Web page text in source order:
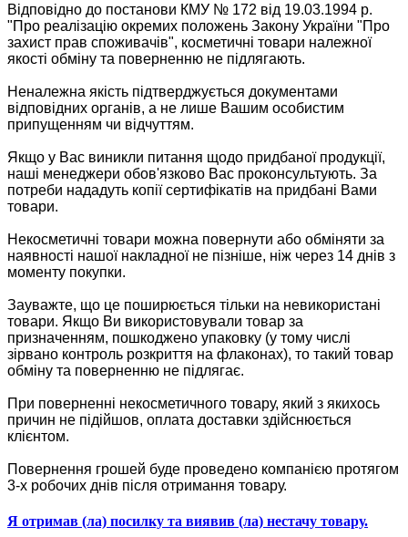
Відповідно до постанови КМУ № 172 від 19.03.1994 р.
"Про реалізацію окремих положень Закону України "Про
захист прав споживачів", косметичні товари належної
якості обміну та поверненню не підлягають.
Неналежна якість підтверджується документами
відповідних органів, а не лише Вашим особистим
припущенням чи відчуттям.
Якщо у Вас виникли питання щодо придбаної продукції,
наші менеджери обов'язково Вас проконсультують. За
потреби нададуть копії сертифікатів на придбані Вами
товари.
Некосметичні товари можна повернути або обміняти за
наявності нашої накладної не пізніше, ніж через 14 днів з
моменту покупки.
Зауважте, що це поширюється тільки на невикористані
товари. Якщо Ви використовували товар за
призначенням, пошкоджено упаковку (у тому числі
зірвано контроль розкриття на флаконах), то такий товар
обміну та поверненню не підлягає.
При поверненні некосметичного товару, який з якихось
причин не підійшов, оплата доставки здійснюється
клієнтом.
Повернення грошей буде проведено компанією протягом
3-х робочих днів після отримання товару.
Я отримав (ла) посилку та виявив (ла) нестачу товару.